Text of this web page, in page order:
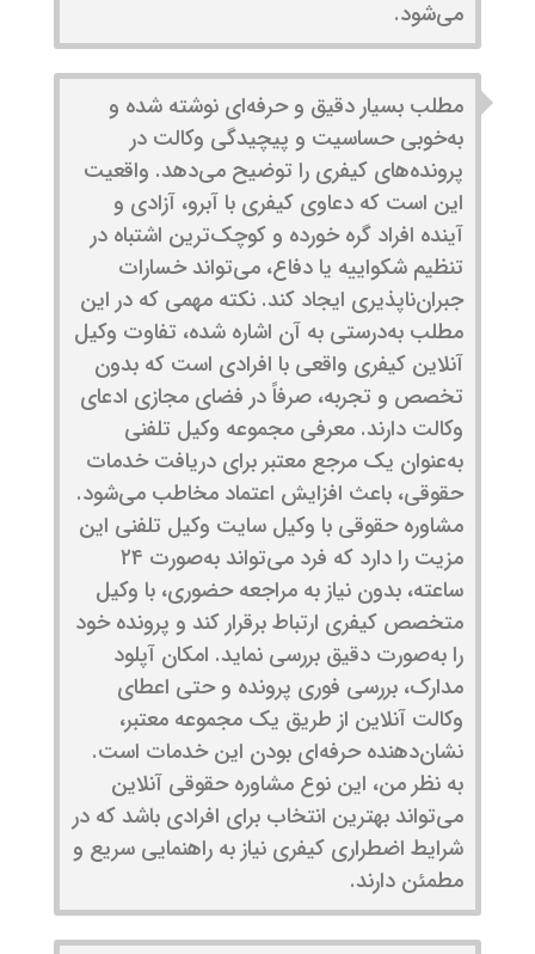
می‌شود.
مطلب بسیار دقیق و حرفه‌ای نوشته شده و
به‌خوبی حساسیت و پیچیدگی وکالت در
پرونده‌های کیفری را توضیح می‌دهد. واقعیت
این است که دعاوی کیفری با آبرو، آزادی و
آینده افراد گره خورده و کوچک‌ترین اشتباه در
تنظیم شکواییه یا دفاع، می‌تواند خسارات
جبران‌ناپذیری ایجاد کند. نکته مهمی که در این
مطلب به‌درستی به آن اشاره شده، تفاوت وکیل
آنلاین کیفری واقعی با افرادی است که بدون
تخصص و تجربه، صرفاً در فضای مجازی ادعای
وکالت دارند. معرفی مجموعه وکیل تلفنی
به‌عنوان یک مرجع معتبر برای دریافت خدمات
حقوقی، باعث افزایش اعتماد مخاطب می‌شود.
مشاوره حقوقی با وکیل سایت وکیل تلفنی این
مزیت را دارد که فرد می‌تواند به‌صورت ۲۴
ساعته، بدون نیاز به مراجعه حضوری، با وکیل
متخصص کیفری ارتباط برقرار کند و پرونده خود
را به‌صورت دقیق بررسی نماید. امکان آپلود
مدارک، بررسی فوری پرونده و حتی اعطای
وکالت آنلاین از طریق یک مجموعه معتبر،
نشان‌دهنده حرفه‌ای بودن این خدمات است.
به نظر من، این نوع مشاوره حقوقی آنلاین
می‌تواند بهترین انتخاب برای افرادی باشد که در
شرایط اضطراری کیفری نیاز به راهنمایی سریع و
مطمئن دارند.